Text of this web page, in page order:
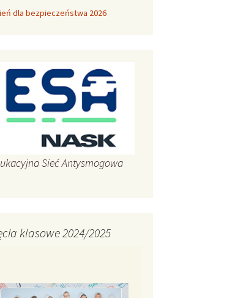
dla bezpieczeństwa 2026
Sieć Antysmogowa
klasowe 2024/2025